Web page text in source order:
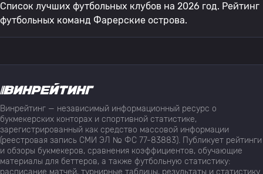
Список лучших футбольных клубов на 2026 год. Рейтинг
футбольных команд Фарерские острова.
Винрейтинг — независимый информационный ресурс о
букмекерских конторах и спортивной статистике,
зарегистрированный как средство массовой информации
(реестровая запись СМИ ЭЛ № ФС 77-83883). Публикует рейтинги
и обзоры букмекеров, сравнения коэффициентов, обучающие
материалы для беттеров, а также футбольную статистику:
расписание матчей, турнирные таблицы, результаты и статистику